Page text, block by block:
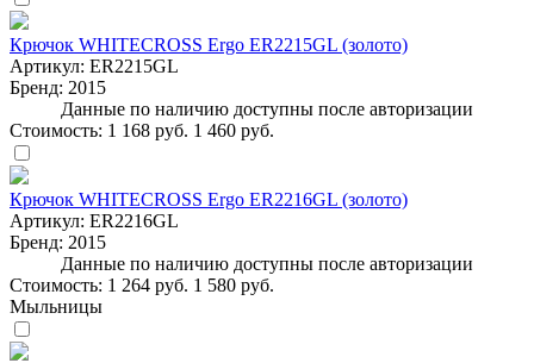
Крючок WHITECROSS Ergo ER2215GL (золото)
Артикул: ER2215GL
Бренд: 2015
Данные по наличию доступны после авторизации
Стоимость: 1 168 руб. 1 460 руб.
Крючок WHITECROSS Ergo ER2216GL (золото)
Артикул: ER2216GL
Бренд: 2015
Данные по наличию доступны после авторизации
Стоимость: 1 264 руб. 1 580 руб.
Мыльницы